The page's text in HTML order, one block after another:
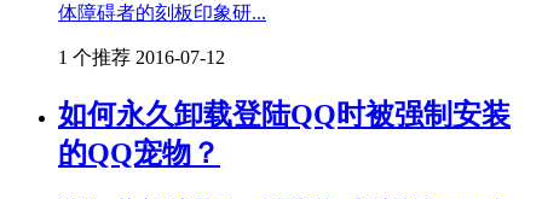
体障碍者的刻板印象研...
1 个推荐 2016-07-12
如何永久卸载登陆QQ时被强制安装
的QQ宠物？